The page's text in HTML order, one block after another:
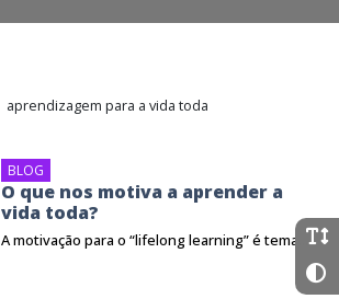
aprendizagem para a vida toda
BLOG
O que nos motiva a aprender a
vida toda?
A motivação para o “lifelong learning” é tema...